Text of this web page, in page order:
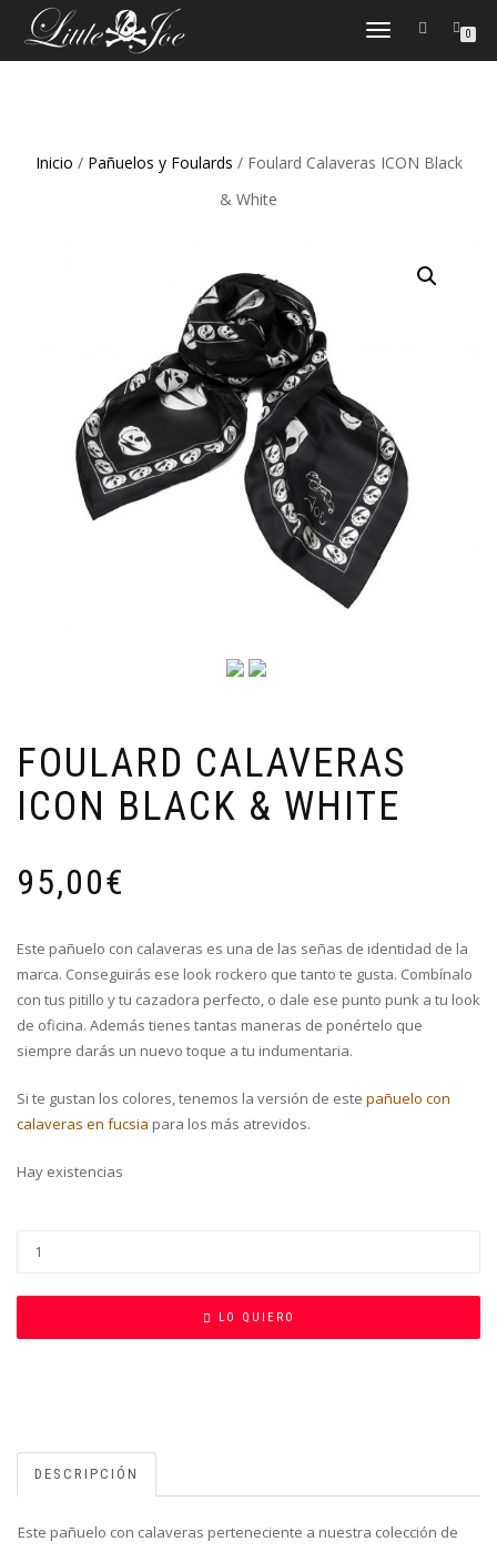
CAMBIAR
0
Inicio / Pañuelos y Foulards / Foulard Calaveras ICON Black
& White
FOULARD CALAVERAS
ICON BLACK & WHITE
95,00€
Este pañuelo con calaveras es una de las señas de identidad de la
marca. Conseguirás ese look rockero que tanto te gusta. Combínalo
con tus pitillo y tu cazadora perfecto, o dale ese punto punk a tu look
de oficina. Además tienes tantas maneras de ponértelo que
siempre darás un nuevo toque a tu indumentaria.
Si te gustan los colores, tenemos la versión de este pañuelo con
calaveras en fucsia para los más atrevidos.
Hay existencias
LO QUIERO
DESCRIPCIÓN
Este pañuelo con calaveras perteneciente a nuestra colección de